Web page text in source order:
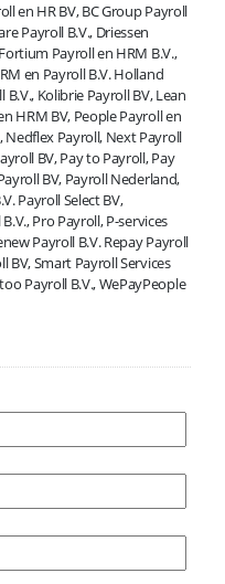
en HR BV, BC Group Payroll
Payroll B.V., Driessen
Payroll en HRM B.V.,
en Payroll B.V. Holland
Kolibrie Payroll BV, Lean
HRM BV, People Payroll en
Payroll, Next Payroll
BV, Pay to Payroll, Pay
BV, Payroll Nederland,
Payroll Select BV,
Pro Payroll, P-services
Payroll B.V. Repay Payroll
BV, Smart Payroll Services
Payroll B.V., WePayPeople